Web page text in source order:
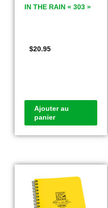
IN THE RAIN « 303 »
$20.95
Ajouter au
panier